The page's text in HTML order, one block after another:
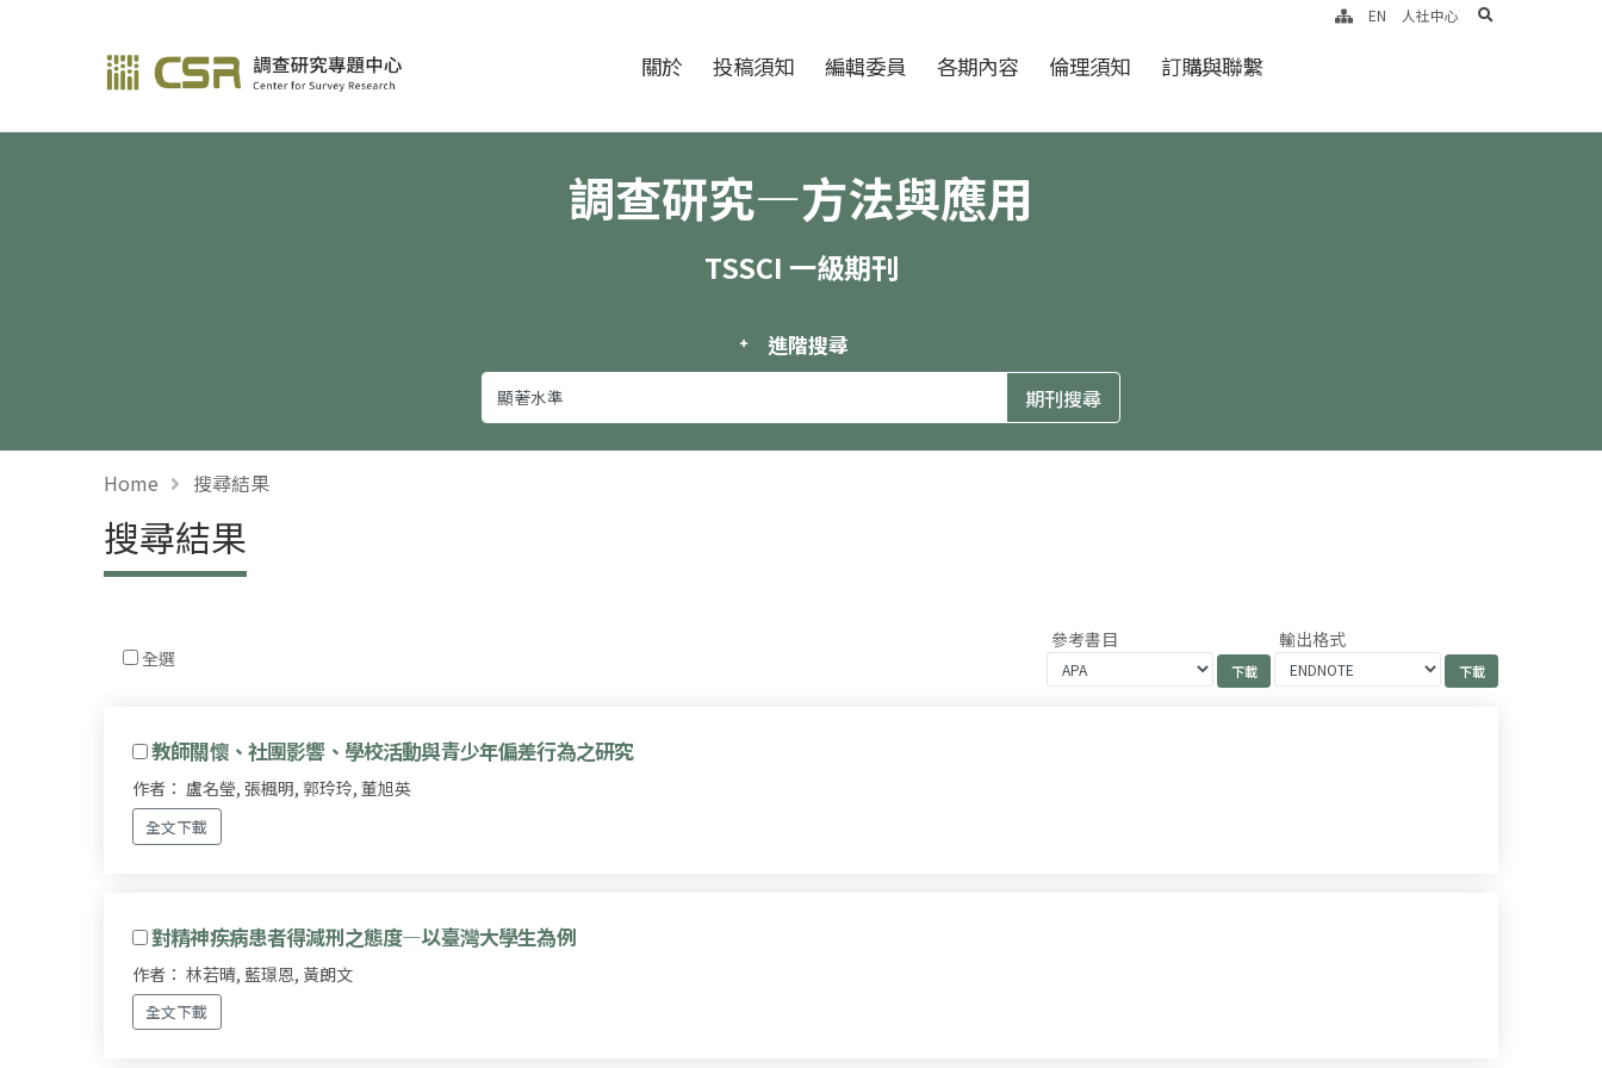
調查研究—方法與應用期刊 關於 投稿須知 編輯委員 各期內容 倫理須知 訂購與聯繫
EN 人社中心 search
調查研究—方法與應用
TSSCI 一級期刊
進階搜尋
Home 搜尋結果
搜尋結果
全選
參考書目 輸出格式
教師關懷、社團影響、學校活動與青少年偏差行為之研究
作者： 盧名瑩, 張楓明, 郭玲玲, 董旭英
全文下載
對精神疾病患者得減刑之態度—以臺灣大學生為例
作者： 林若晴, 藍璟恩, 黃朗文
全文下載